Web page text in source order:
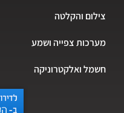
צילום והקלטה
מערכות צפייה ושמע
חשמל ואלקטרוניקה